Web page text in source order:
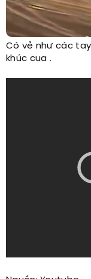
Có vẻ như các
khúc cua .